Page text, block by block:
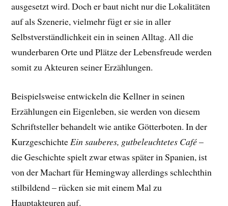
ausgesetzt wird. Doch er baut nicht nur die Lokalitäten
auf als Szenerie, vielmehr fügt er sie in aller
Selbstverständlichkeit ein in seinen Alltag. All die
wunderbaren Orte und Plätze der Lebensfreude werden
somit zu Akteuren seiner Erzählungen.
Beispielsweise entwickeln die Kellner in seinen
Erzählungen ein Eigenleben, sie werden von diesem
Schriftsteller behandelt wie antike Götterboten. In der
KurzgeschichteEin sauberes, gutbeleuchtetes Café–
die Geschichte spielt zwar etwas später in Spanien, ist
von der Machart für Hemingway allerdings schlechthin
stilbildend – rücken sie mit einem Mal zu
Hauptakteuren auf.